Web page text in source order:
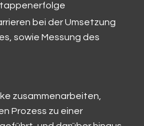
bei der Umsetzung
sowie Messung des
zusammenarbeiten,
Prozess zu einer